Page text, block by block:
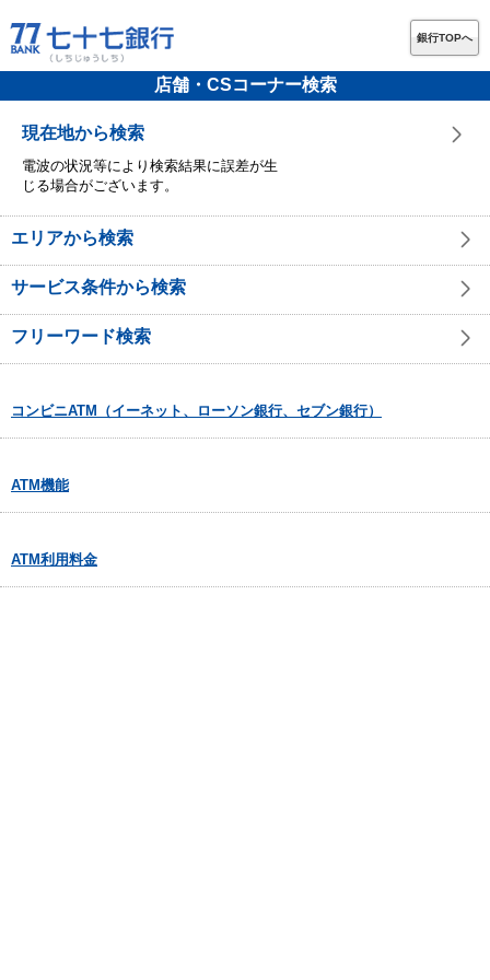
銀行TOPへ
店舗・CSコーナー検索
現在地から検索
電波の状況等により検索結果に誤差が生
じる場合がございます。
エリアから検索
サービス条件から検索
フリーワード検索
コンビニATM（イーネット、ローソン銀行、セブン銀行）
ATM機能
ATM利用料金